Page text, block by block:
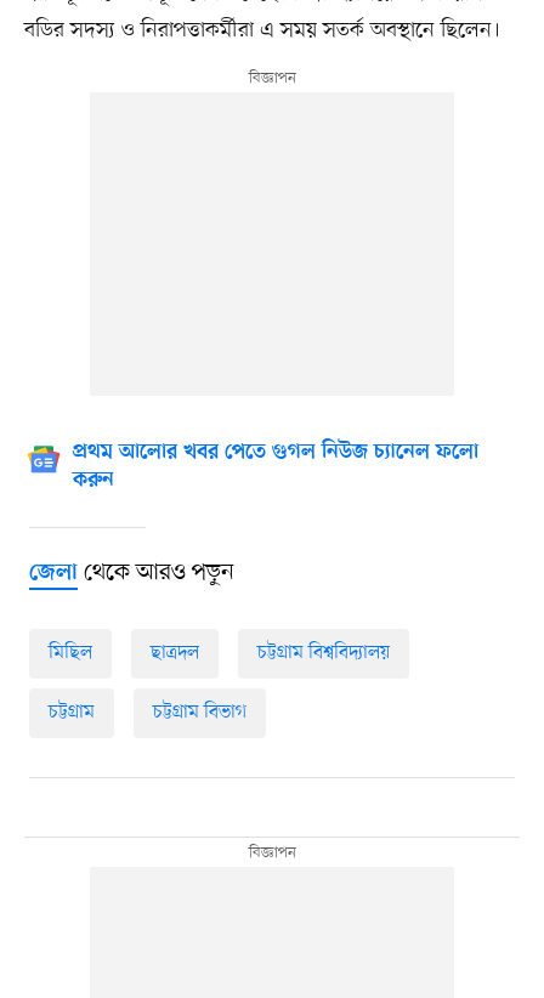
বডির সদস্য ও নিরাপত্তাকর্মীরা এ সময় সতর্ক অবস্থানে ছিলেন।
প্রথম আলোর খবর পেতে গুগল নিউজ চ্যানেল ফলো
করুন
জেলাথেকে আরও পড়ুন
মিছিল ছাত্রদল চট্টগ্রাম বিশ্ববিদ্যালয়
চট্টগ্রাম চট্টগ্রাম বিভাগ